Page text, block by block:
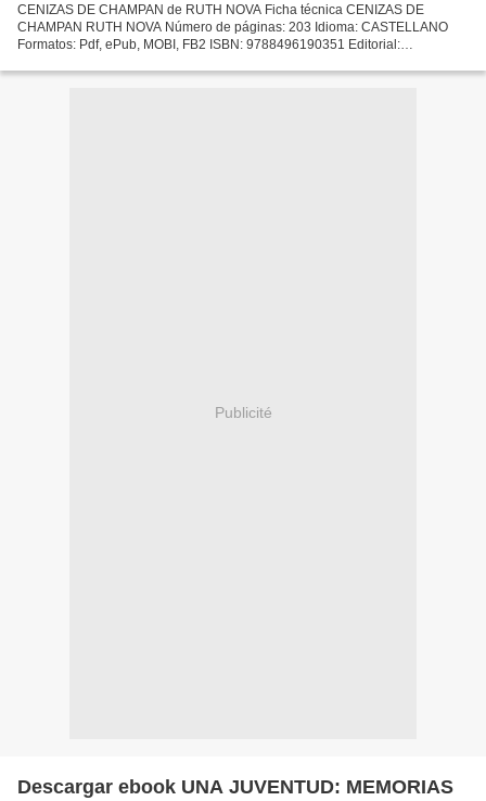
CENIZAS DE CHAMPAN de RUTH NOVA Ficha técnica CENIZAS DE
CHAMPAN RUTH NOVA Número de páginas: 203 Idioma: CASTELLANO
Formatos: Pdf, ePub, MOBI, FB2 ISBN: 9788496190351 Editorial:
Libros...
Publicité
Descargar ebook UNA JUVENTUD: MEMORIAS